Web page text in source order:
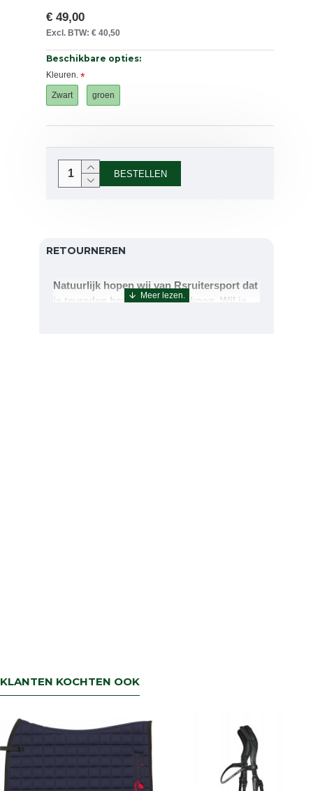
€ 49,00
Excl. BTW: € 40,50
Beschikbare opties:
Kleuren.
Zwart groen
BESTELLEN
RETOURNEREN
Natuurlijk hopen wij van Rsruitersport dat
je tevreden bent met uw aankoop. Wil je
KLANTEN KOCHTEN OOK